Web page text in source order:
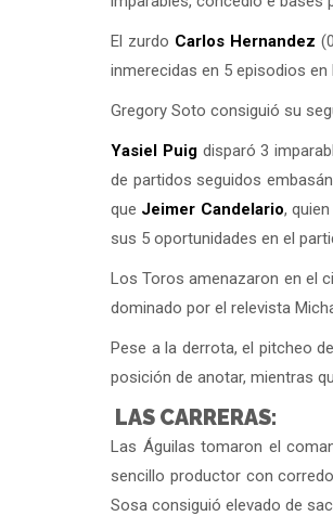
El zurdo Carlos Hernandez
inmerecidas en 5 episodios
Gregory Soto consiguió su
Yasiel Puigdisparó 3
de partidos seguidos
que Jeimer Candelario,
sus 5 oportunidades en el
Los Toros amenazaron en el
dominado por el relevista
Pese a la derrota, el pitcheo
posición de anotar, mientras
LAS CARRERAS:
Las Águilas tomaron el
sencillo productor con
Sosa consiguió elevado de